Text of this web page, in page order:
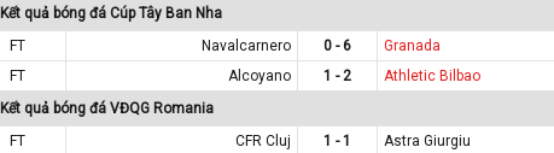
Kết quả bóng đá Cúp Tây Ban Nha
FT
Navalcarnero 0 - 6 Granada
FT
Alcoyano 1 - 2 Athletic Bilbao
Kết quả bóng đá VĐQG Romania
FT
CFR Cluj 1 - 1 Astra Giurgiu